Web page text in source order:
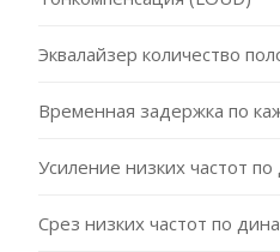
Эквалайзер количество
Временная задержка по
Усиление низких частот
Срез низких частот по